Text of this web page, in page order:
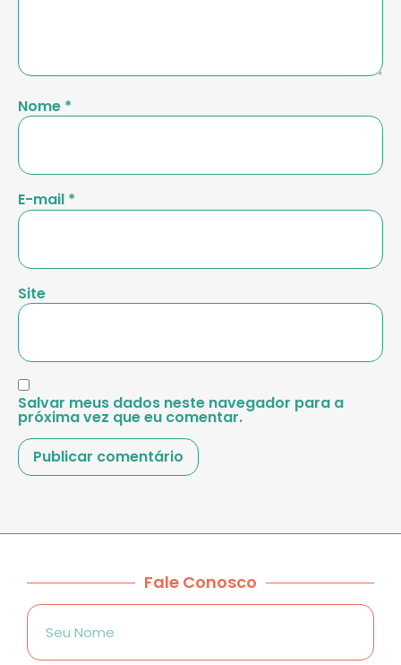
Nome *
E-mail *
Site
Salvar meus dados neste navegador para a
próxima vez que eu comentar.
Fale Conosco